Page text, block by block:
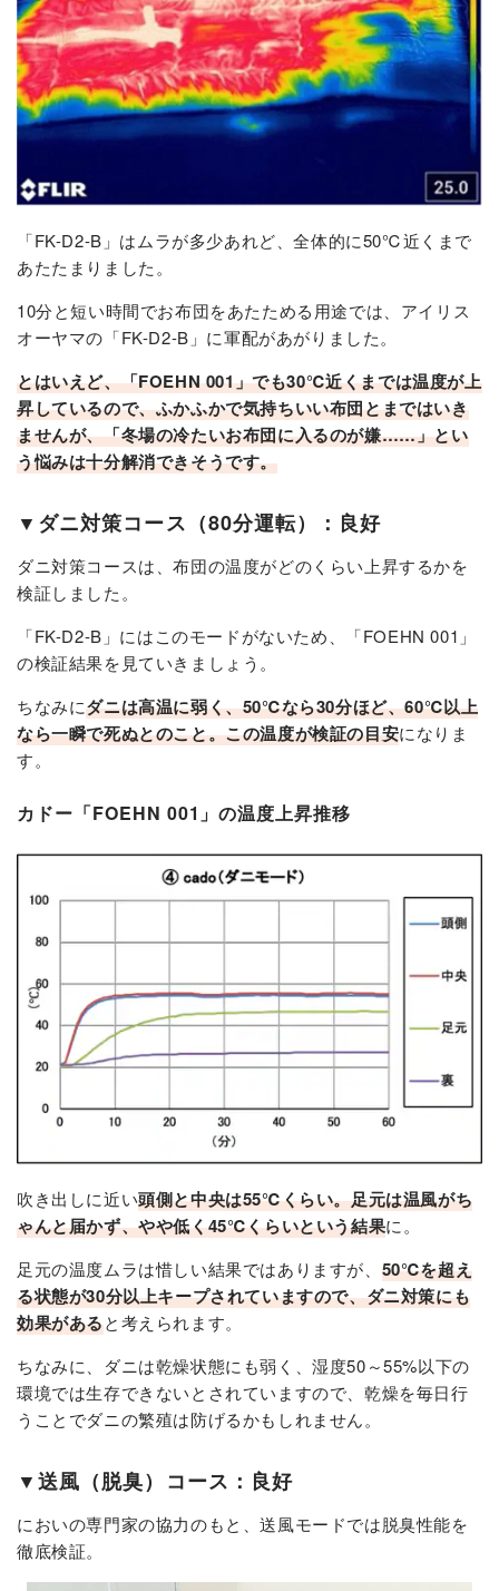
「FK-D2-B」はムラが多少あれど、全体的に50℃近くまで
あたたまりました。
10分と短い時間でお布団をあたためる用途では、アイリス
オーヤマの「FK-D2-B」に軍配があがりました。
とはいえど、「FOEHN 001」でも30℃近くまでは温度が上
昇しているので、ふかふかで気持ちいい布団とまではいき
ませんが、「冬場の冷たいお布団に入るのが嫌……」とい
う悩みは十分解消できそうです。
▼ダニ対策コース（80分運転）：良好
ダニ対策コースは、布団の温度がどのくらい上昇するかを
検証しました。
「FK-D2-B」にはこのモードがないため、「FOEHN 001」
の検証結果を見ていきましょう。
ちなみにダニは高温に弱く、50℃なら30分ほど、60℃以上
なら一瞬で死ぬとのこと。この温度が検証の目安になりま
す。
カドー「FOEHN 001」の温度上昇推移
吹き出しに近い頭側と中央は55℃くらい。足元は温風がち
ゃんと届かず、やや低く45℃くらいという結果に。
足元の温度ムラは惜しい結果ではありますが、 50℃を超え
る状態が30分以上キープされていますので、ダニ対策にも
効果があると考えられます。
ちなみに、ダニは乾燥状態にも弱く、湿度50～55%以下の
環境では生存できないとされていますので、乾燥を毎日行
うことでダニの繁殖は防げるかもしれません。
▼送風（脱臭）コース：良好
においの専門家の協力のもと、送風モードでは脱臭性能を
徹底検証。